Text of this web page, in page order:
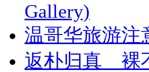
Gallery)
温哥华旅游注
返朴归真 裸